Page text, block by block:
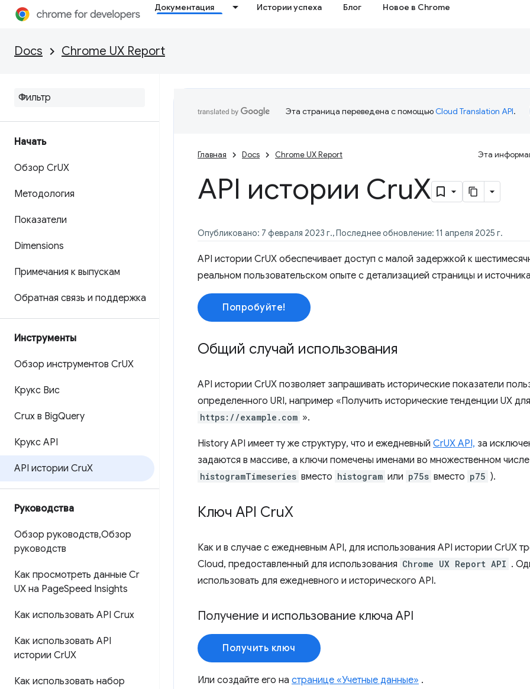
Документация Истории успеха Блог Новое в Chrome
Docs Chrome UX Report
Начать
Обзор CrUX
Методология
Показатели
Dimensions
Примечания к выпускам
Обратная связь и поддержка
Инструменты
Обзор инструментов CrUX
Крукс Вис
Crux в BigQuery
Крукс API
API истории CruX
Руководства
Обзор руководств,Обзор
руководств
Как просмотреть данные Cr
UX на PageSpeed ​​Insights
Как использовать API Crux
Как использовать API
истории CrUX
Как использовать набор
Эта страница переведена с помощьюCloud Translation API.
Главная Docs Chrome UX Report Эта
API истории CruX
Опубликовано: 7 февраля 2023 г., Последнее обновление: 11 апреля 2025 г.
API истории CrUX обеспечивает доступ с малой задержкой к
реальном пользовательском опыте с детализацией страницы и
Попробуйте!
Общий случай использования
API истории CrUX позволяет запрашивать исторические показатели
определенного URI, например «Получить исторические тенденции UX для
https://example.com ».
History API имеет ту же структуру, что и ежедневный CrUX API, за
задаются в массиве, а ключи помечены именами во множественном
histogramTimeseries вместо histogram или p75s вместо p75 ).
Ключ API CruX
Как и в случае с ежедневным API, для использования API истории CrUX
Cloud, предоставленный для использования Chrome UX Report API .
использовать для ежедневного и исторического API.
Получение и использование ключа API
Получить ключ
Или создайте его на странице «Учетные данные» .